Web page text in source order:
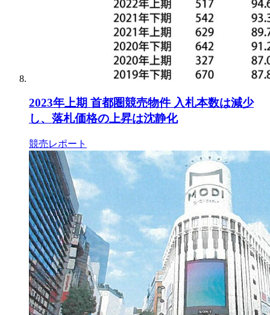
2023年上期 首都圏競売物件 入札本数は減少
し、落札価格の上昇は沈静化
競売レポート